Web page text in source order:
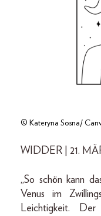
© Kateryna Sosna/
WIDDER | 21.
„So schön kann
Venus im
Leichtigkeit.